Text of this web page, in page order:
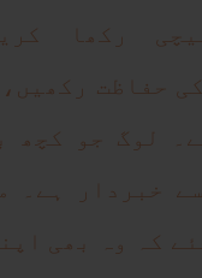
رکھا
حفاظت
لوگ جو کچھ
خبردار ہے۔
کہ وہ بھی